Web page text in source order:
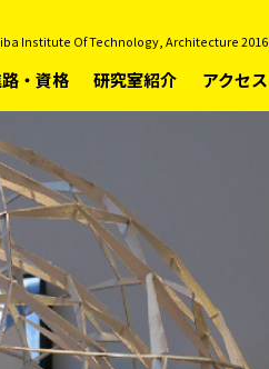
Institute Of Technology, Architecture 2016
・資格 研究室紹介 アクセス